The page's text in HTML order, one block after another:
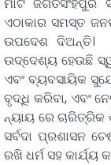
ଏଠାକାର ସମସ୍ତ
ଉପଦେଶ ଦିଅନ୍ତି।
ଉଦ୍ଦେଶ୍ୟ ହେଉଛି
ଏବଂ ବ୍ୟବସାୟିକ
ବୃଦ୍ଧି କରିବା, ଏବଂ
ନ୍ୟାୟ ରେ
ସର୍ବଦା ପ୍ରଶାସନ
ରଖି ଧର୍ମ ସହ